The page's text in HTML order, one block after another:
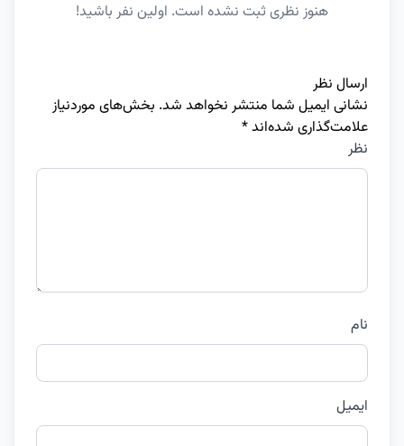
هنوز نظری ثبت نشده است. اولین نفر باشید!
ارسال نظر
نشانی ایمیل شما منتشر نخواهد شد. بخش‌های موردنیاز
علامت‌گذاری شده‌اند*
نظر
نام
ایمیل